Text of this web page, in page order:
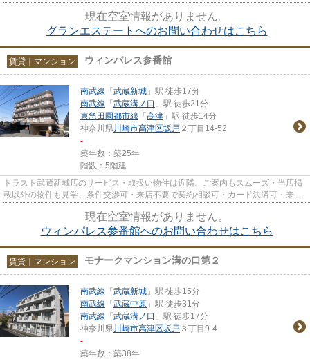
現在空室情報がありません。
グランエステートへのお問い合わせはこちら
賃貸｜マンション ウィンパレス参番館
南武線 「武蔵新城 」駅 徒歩17分
南武線 「武蔵溝ノ口 」駅 徒歩21分
東急田園都市線 「高津 」駅 徒歩14分
神奈川県川崎市高津区坂戸 ２丁目14-52
-
築年数：築25年
階数：5階建
トラスト武蔵新城店のサービス・取扱い物件は近隣。ご案内もスムーズ・当店掲
載以外の物件も見学、条件交渉可・来店不要で契約相談可・カード決済可・来店
時無料駐車場有（要電話予約...
現在空室情報がありません。
ウィンパレス参番館へのお問い合わせはこちら
賃貸｜マンション モナークマンション溝の口第２
南武線 「武蔵新城 」駅 徒歩15分
南武線 「武蔵中原 」駅 徒歩31分
南武線 「武蔵溝ノ口 」駅 徒歩17分
神奈川県川崎市高津区坂戸 ３丁目9-4
-
築年数：築38年